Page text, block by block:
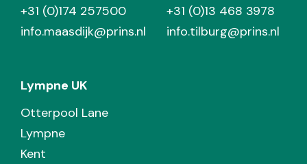
+31 (0)174 257500
info.maasdijk@prins.nl
+31 (0)13 468 3978
info.tilburg@prins.nl
Lympne UK
Otterpool Lane
Lympne
Kent